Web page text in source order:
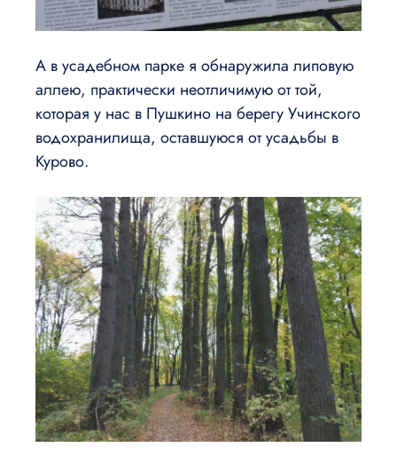
А в усадебном парке я обнаружила липовую
аллею, практически неотличимую от той,
которая у нас в Пушкино на берегу Учинского
водохранилища, оставшуюся от усадьбы в
Курово.